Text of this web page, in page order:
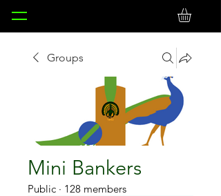
Groups
Mini Bankers
Public · 128 members